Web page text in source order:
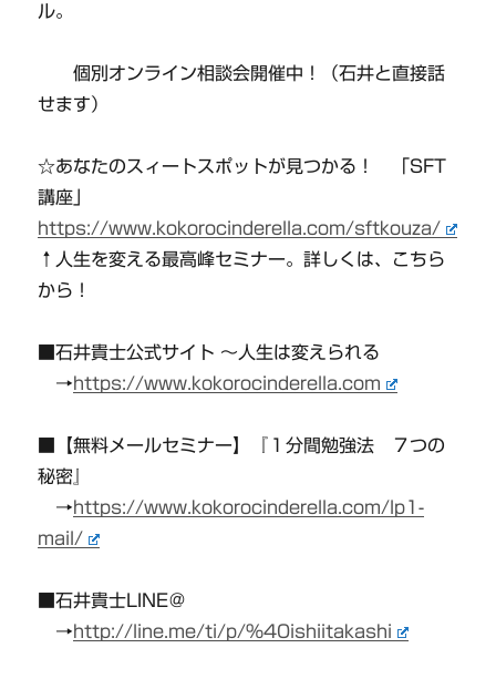
ル。
個別オンライン相談会開催中！（石井と直接話
せます）
☆あなたのスィートスポットが見つかる！ 「SFT
講座」
https://www.kokorocinderella.com/sftkouza/
↑人生を変える最高峰セミナー。詳しくは、こちら
から！
■石井貴士公式サイト 〜人生は変えられる
→https://www.kokorocinderella.com
■【無料メールセミナー】『１分間勉強法 ７つの
秘密』
→https://www.kokorocinderella.com/lp1-
mail/
■石井貴士LINE＠
→http://line.me/ti/p/%40ishiitakashi